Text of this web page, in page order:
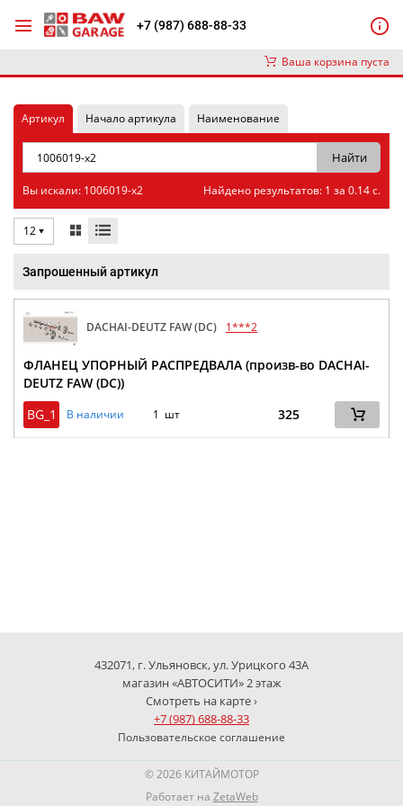
+7 (987) 688-88-33
Ваша корзина пуста
Артикул Начало артикула Наименование
Вы искали: 1006019-x2 Найдено результатов: 1 за 0.14 с.
12
Запрошенный артикул
DACHAI-DEUTZ FAW (DC) 1***2
ФЛАНЕЦ УПОРНЫЙ РАСПРЕДВАЛА (произв-во DACHAI-
DEUTZ FAW (DC))
BG_1
В наличии 1 шт 325
432071, г. Ульяновск, ул. Урицкого 43А
магазин «АВТОСИТИ» 2 этаж
Смотреть на карте ›
+7 (987) 688-88-33
Пользовательское соглашение
© 2026 КИТАЙМОТОР
Работает на ZetaWeb